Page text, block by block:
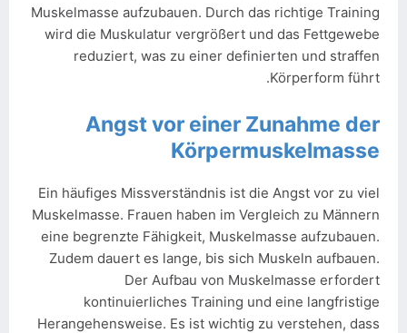
Muskelmasse aufzubauen. Durch das richtige Training
wird die Muskulatur vergrößert und das Fettgewebe
reduziert, was zu einer definierten und straffen
Körperform führt.
Angst vor einer Zunahme der
Körpermuskelmasse
Ein häufiges Missverständnis ist die Angst vor zu viel
Muskelmasse. Frauen haben im Vergleich zu Männern
eine begrenzte Fähigkeit, Muskelmasse aufzubauen.
Zudem dauert es lange, bis sich Muskeln aufbauen.
Der Aufbau von Muskelmasse erfordert
kontinuierliches Training und eine langfristige
Herangehensweise. Es ist wichtig zu verstehen, dass